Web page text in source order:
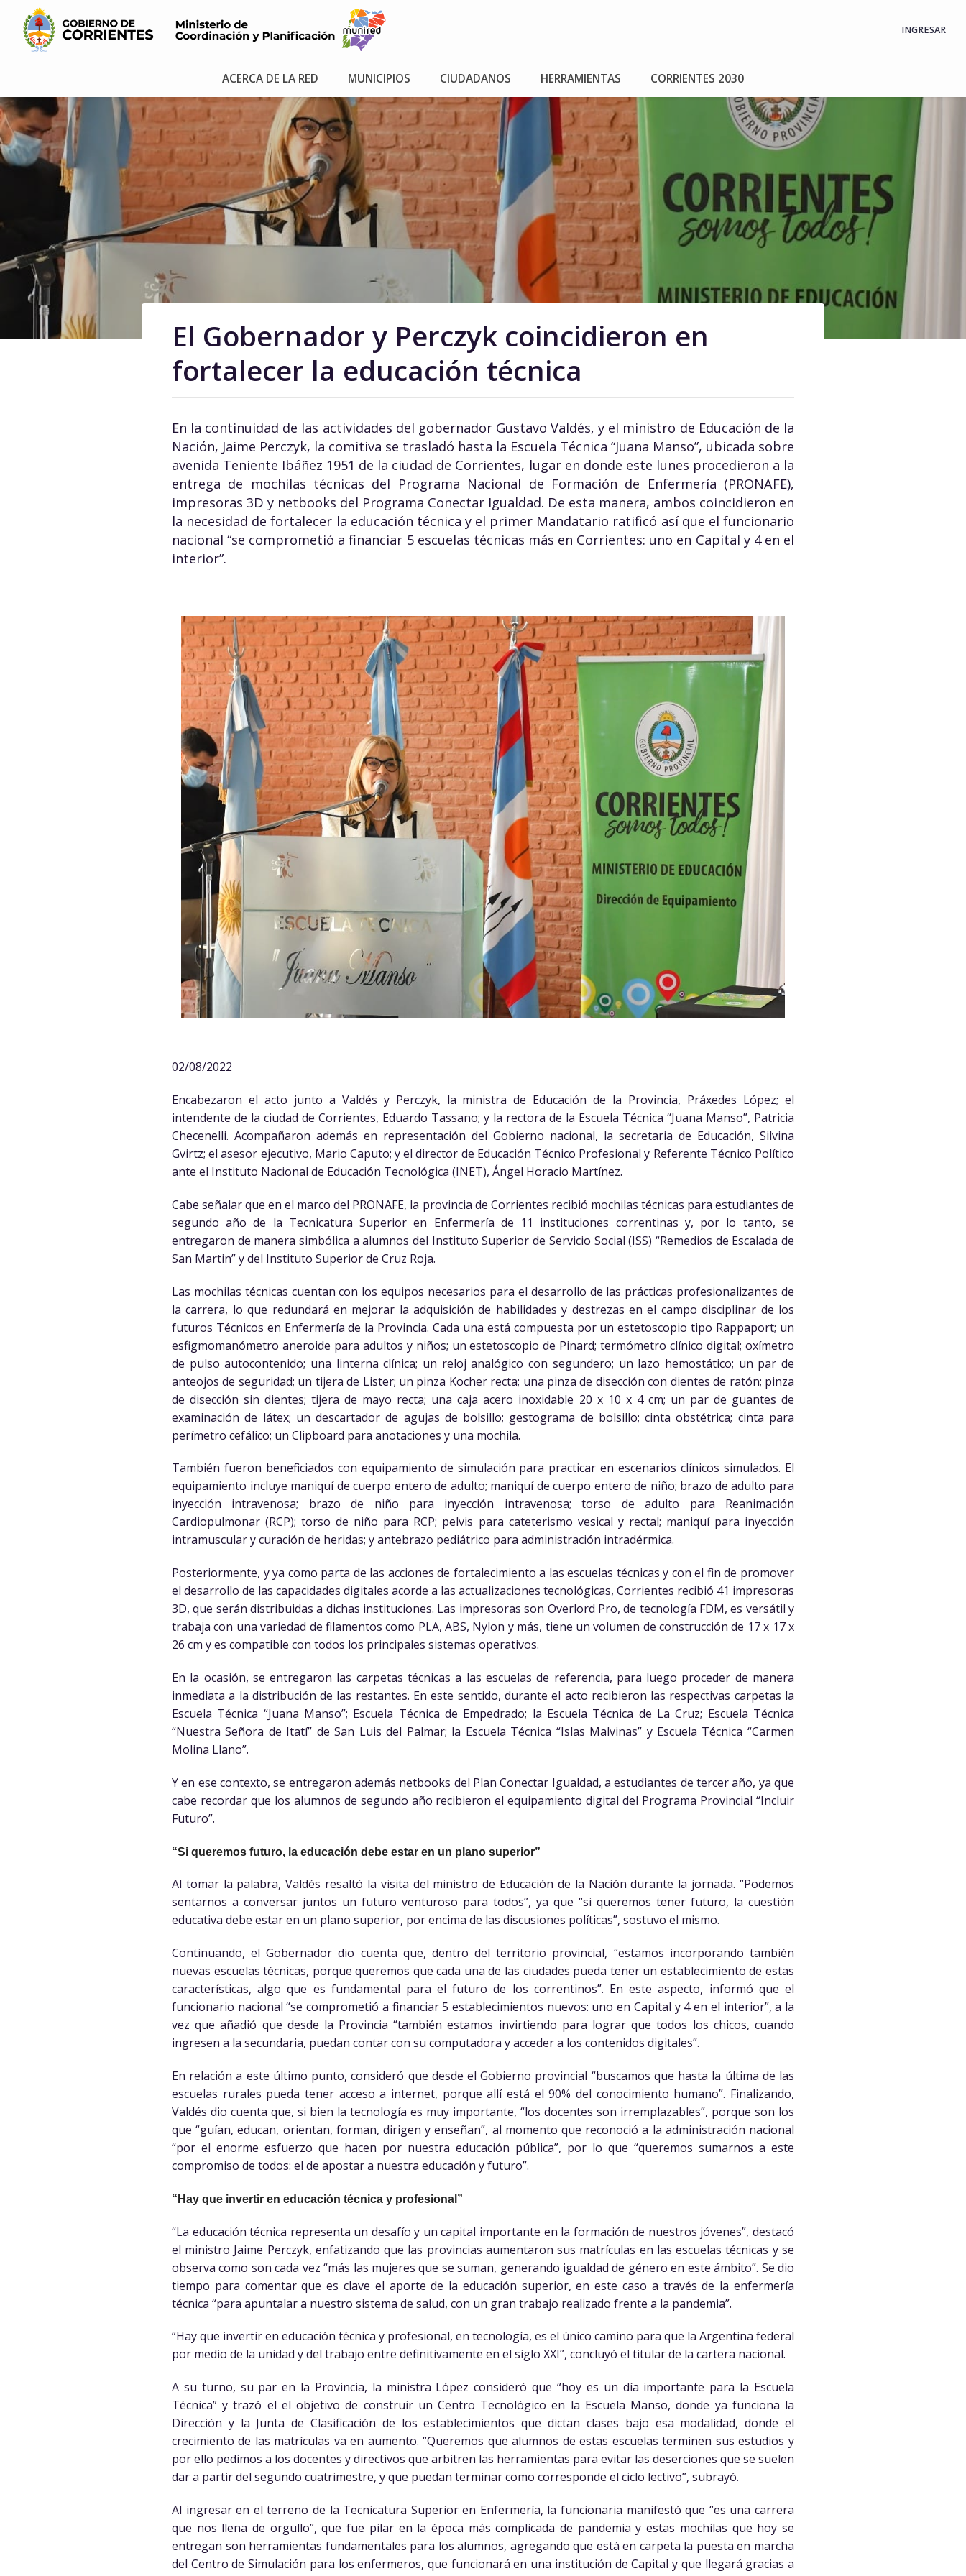
INGRESAR
ACERCA DE LA RED MUNICIPIOS CIUDADANOS HERRAMIENTAS CORRIENTES 2030
El Gobernador y Perczyk coincidieron en
fortalecer la educación técnica
En la continuidad de las actividades del gobernador Gustavo Valdés, y el ministro de Educación de la
Nación, Jaime Perczyk, la comitiva se trasladó hasta la Escuela Técnica “Juana Manso”, ubicada sobre
avenida Teniente Ibáñez 1951 de la ciudad de Corrientes, lugar en donde este lunes procedieron a la
entrega de mochilas técnicas del Programa Nacional de Formación de Enfermería (PRONAFE),
impresoras 3D y netbooks del Programa Conectar Igualdad. De esta manera, ambos coincidieron en
la necesidad de fortalecer la educación técnica y el primer Mandatario ratificó así que el funcionario
nacional “se comprometió a financiar 5 escuelas técnicas más en Corrientes: uno en Capital y 4 en el
interior”.
02/08/2022
Encabezaron el acto junto a Valdés y Perczyk, la ministra de Educación de la Provincia, Práxedes López; el
intendente de la ciudad de Corrientes, Eduardo Tassano; y la rectora de la Escuela Técnica “Juana Manso”, Patricia
Checenelli. Acompañaron además en representación del Gobierno nacional, la secretaria de Educación, Silvina
Gvirtz; el asesor ejecutivo, Mario Caputo; y el director de Educación Técnico Profesional y Referente Técnico Político
ante el Instituto Nacional de Educación Tecnológica (INET), Ángel Horacio Martínez.
Cabe señalar que en el marco del PRONAFE, la provincia de Corrientes recibió mochilas técnicas para estudiantes de
segundo año de la Tecnicatura Superior en Enfermería de 11 instituciones correntinas y, por lo tanto, se
entregaron de manera simbólica a alumnos del Instituto Superior de Servicio Social (ISS) “Remedios de Escalada de
San Martin” y del Instituto Superior de Cruz Roja.
Las mochilas técnicas cuentan con los equipos necesarios para el desarrollo de las prácticas profesionalizantes de
la carrera, lo que redundará en mejorar la adquisición de habilidades y destrezas en el campo disciplinar de los
futuros Técnicos en Enfermería de la Provincia. Cada una está compuesta por un estetoscopio tipo Rappaport; un
esfigmomanómetro aneroide para adultos y niños; un estetoscopio de Pinard; termómetro clínico digital; oxímetro
de pulso autocontenido; una linterna clínica; un reloj analógico con segundero; un lazo hemostático; un par de
anteojos de seguridad; un tijera de Lister; un pinza Kocher recta; una pinza de disección con dientes de ratón; pinza
de disección sin dientes; tijera de mayo recta; una caja acero inoxidable 20 x 10 x 4 cm; un par de guantes de
examinación de látex; un descartador de agujas de bolsillo; gestograma de bolsillo; cinta obstétrica; cinta para
perímetro cefálico; un Clipboard para anotaciones y una mochila.
También fueron beneficiados con equipamiento de simulación para practicar en escenarios clínicos simulados. El
equipamiento incluye maniquí de cuerpo entero de adulto; maniquí de cuerpo entero de niño; brazo de adulto para
inyección intravenosa; brazo de niño para inyección intravenosa; torso de adulto para Reanimación
Cardiopulmonar (RCP); torso de niño para RCP; pelvis para cateterismo vesical y rectal; maniquí para inyección
intramuscular y curación de heridas; y antebrazo pediátrico para administración intradérmica.
Posteriormente, y ya como parta de las acciones de fortalecimiento a las escuelas técnicas y con el fin de promover
el desarrollo de las capacidades digitales acorde a las actualizaciones tecnológicas, Corrientes recibió 41 impresoras
3D, que serán distribuidas a dichas instituciones. Las impresoras son Overlord Pro, de tecnología FDM, es versátil y
trabaja con una variedad de filamentos como PLA, ABS, Nylon y más, tiene un volumen de construcción de 17 x 17 x
26 cm y es compatible con todos los principales sistemas operativos.
En la ocasión, se entregaron las carpetas técnicas a las escuelas de referencia, para luego proceder de manera
inmediata a la distribución de las restantes. En este sentido, durante el acto recibieron las respectivas carpetas la
Escuela Técnica “Juana Manso”; Escuela Técnica de Empedrado; la Escuela Técnica de La Cruz; Escuela Técnica
“Nuestra Señora de Itatí” de San Luis del Palmar; la Escuela Técnica “Islas Malvinas” y Escuela Técnica “Carmen
Molina Llano”.
Y en ese contexto, se entregaron además netbooks del Plan Conectar Igualdad, a estudiantes de tercer año, ya que
cabe recordar que los alumnos de segundo año recibieron el equipamiento digital del Programa Provincial “Incluir
Futuro”.
“Si queremos futuro, la educación debe estar en un plano superior”
Al tomar la palabra, Valdés resaltó la visita del ministro de Educación de la Nación durante la jornada. “Podemos
sentarnos a conversar juntos un futuro venturoso para todos”, ya que “si queremos tener futuro, la cuestión
educativa debe estar en un plano superior, por encima de las discusiones políticas”, sostuvo el mismo.
Continuando, el Gobernador dio cuenta que, dentro del territorio provincial, “estamos incorporando también
nuevas escuelas técnicas, porque queremos que cada una de las ciudades pueda tener un establecimiento de estas
características, algo que es fundamental para el futuro de los correntinos”. En este aspecto, informó que el
funcionario nacional “se comprometió a financiar 5 establecimientos nuevos: uno en Capital y 4 en el interior”, a la
vez que añadió que desde la Provincia “también estamos invirtiendo para lograr que todos los chicos, cuando
ingresen a la secundaria, puedan contar con su computadora y acceder a los contenidos digitales”.
En relación a este último punto, consideró que desde el Gobierno provincial “buscamos que hasta la última de las
escuelas rurales pueda tener acceso a internet, porque allí está el 90% del conocimiento humano”. Finalizando,
Valdés dio cuenta que, si bien la tecnología es muy importante, “los docentes son irremplazables”, porque son los
que “guían, educan, orientan, forman, dirigen y enseñan”, al momento que reconoció a la administración nacional
“por el enorme esfuerzo que hacen por nuestra educación pública”, por lo que “queremos sumarnos a este
compromiso de todos: el de apostar a nuestra educación y futuro”.
“Hay que invertir en educación técnica y profesional”
“La educación técnica representa un desafío y un capital importante en la formación de nuestros jóvenes”, destacó
el ministro Jaime Perczyk, enfatizando que las provincias aumentaron sus matrículas en las escuelas técnicas y se
observa como son cada vez “más las mujeres que se suman, generando igualdad de género en este ámbito”. Se dio
tiempo para comentar que es clave el aporte de la educación superior, en este caso a través de la enfermería
técnica “para apuntalar a nuestro sistema de salud, con un gran trabajo realizado frente a la pandemia”.
“Hay que invertir en educación técnica y profesional, en tecnología, es el único camino para que la Argentina federal
por medio de la unidad y del trabajo entre definitivamente en el siglo XXI”, concluyó el titular de la cartera nacional.
A su turno, su par en la Provincia, la ministra López consideró que “hoy es un día importante para la Escuela
Técnica” y trazó el el objetivo de construir un Centro Tecnológico en la Escuela Manso, donde ya funciona la
Dirección y la Junta de Clasificación de los establecimientos que dictan clases bajo esa modalidad, donde el
crecimiento de las matrículas va en aumento. “Queremos que alumnos de estas escuelas terminen sus estudios y
por ello pedimos a los docentes y directivos que arbitren las herramientas para evitar las deserciones que se suelen
dar a partir del segundo cuatrimestre, y que puedan terminar como corresponde el ciclo lectivo”, subrayó.
Al ingresar en el terreno de la Tecnicatura Superior en Enfermería, la funcionaria manifestó que “es una carrera
que nos llena de orgullo”, que fue pilar en la época más complicada de pandemia y estas mochilas que hoy se
entregan son herramientas fundamentales para los alumnos, agregando que está en carpeta la puesta en marcha
del Centro de Simulación para los enfermeros, que funcionará en una institución de Capital y que llegará gracias a